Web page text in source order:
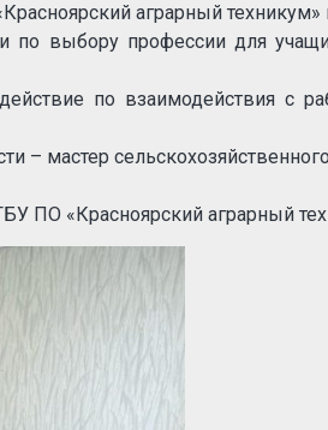
аграрный техникум»
по выбору профессии для
по взаимодействия с
– мастер
ПО «Красноярский аграрный